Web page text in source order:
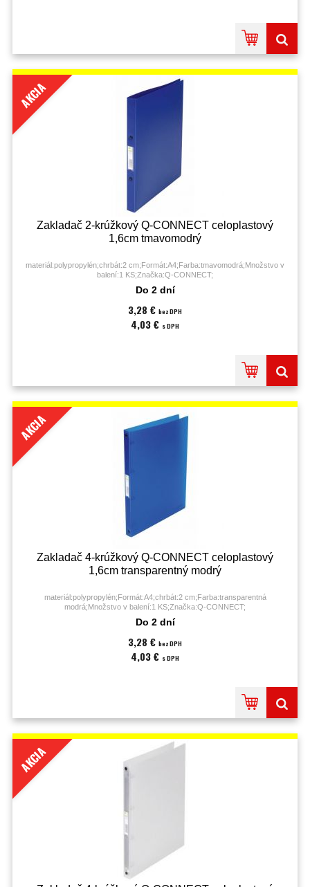
AKCIA
Zakladač 2-krúžkový Q-CONNECT celoplastový
1,6cm tmavomodrý
materiál:polypropylén;chrbát:2 cm;Formát:A4;Farba:tmavomodrá;Množstvo v
balení:1 KS;Značka:Q-CONNECT;
Do 2 dní
3,28 € bez DPH
4,03 € s DPH
AKCIA
Zakladač 4-krúžkový Q-CONNECT celoplastový
1,6cm transparentný modrý
materiál:polypropylén;Formát:A4;chrbát:2 cm;Farba:transparentná
modrá;Množstvo v balení:1 KS;Značka:Q-CONNECT;
Do 2 dní
3,28 € bez DPH
4,03 € s DPH
AKCIA